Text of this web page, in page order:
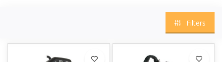
Filters